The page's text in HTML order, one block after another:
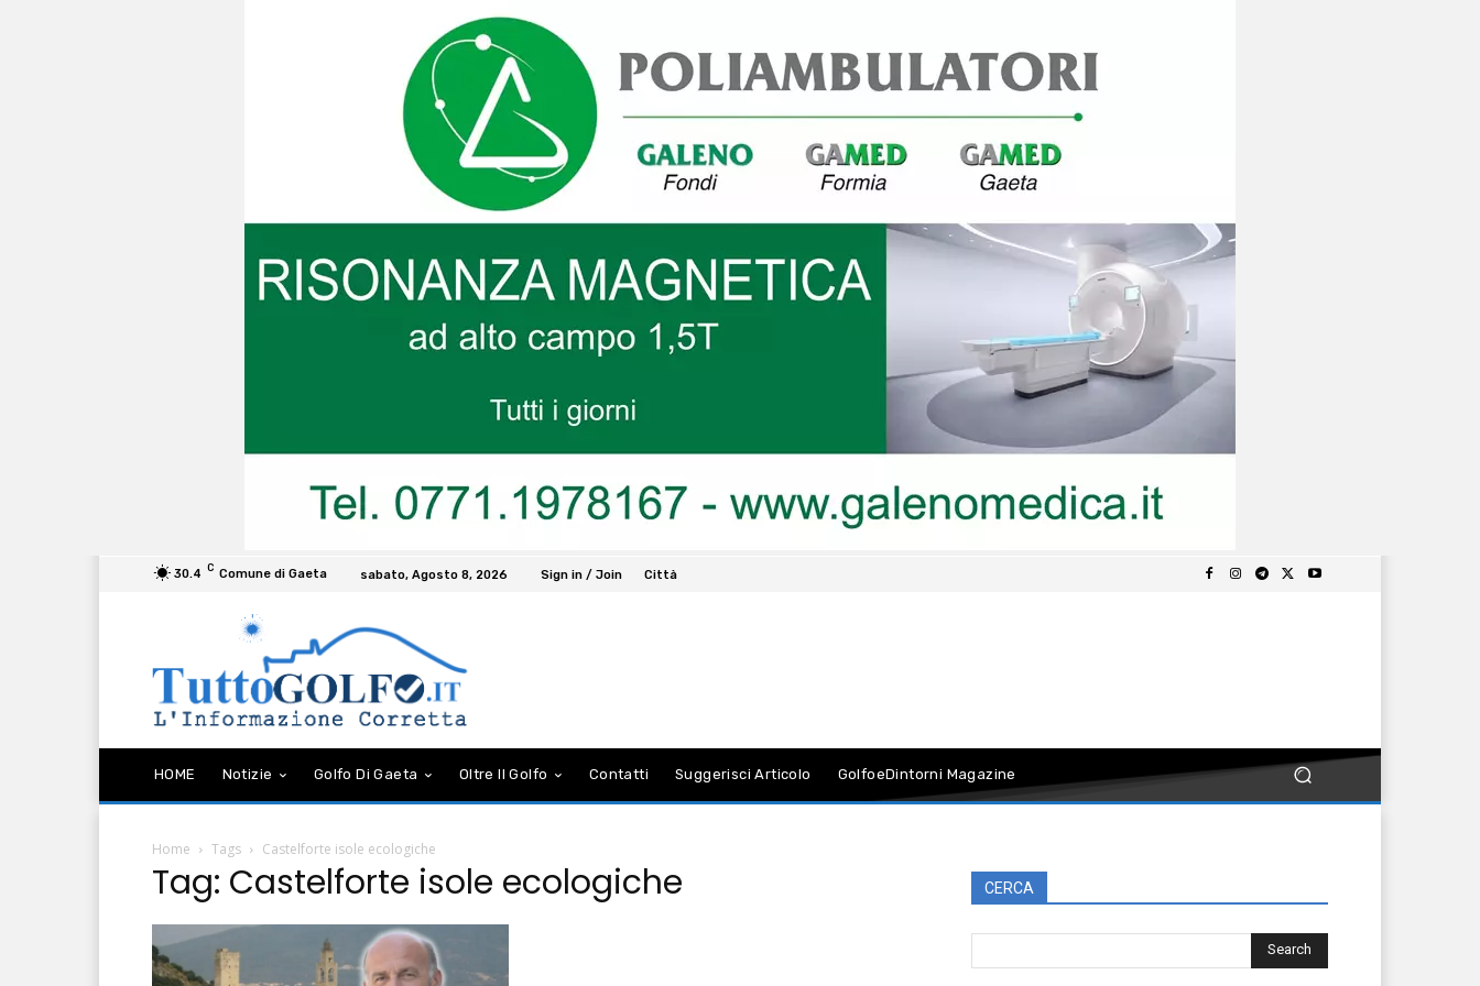
30.4 C Comune di Gaeta sabato, Agosto 8, 2026 Sign in / Join Città
HOME Notizie Golfo Di Gaeta Oltre Il Golfo Contatti Suggerisci Articolo GolfoeDintorni Magazine
Home Tags Castelforte isole ecologiche
Tag: Castelforte isole ecologiche CERCA